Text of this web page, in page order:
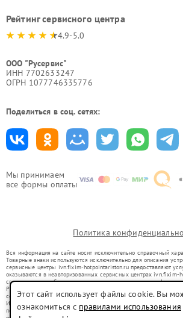
Мы принимаем
все формы оплаты
Рейтинг сервисного центра
4.9-5.0
ООО "Русервис"
ИНН 7702633247
ОГРН 1077746335776
Поделиться в соц. сетях:
Политика
Вся информация на сайте носит исключительно справочный
Товарные знаки используются исключительно для описания
сервисные центры ivn.fixim-hotpointariston.ru предоставляют
оказываются в неавторизованных сервисных центрах ivn.fixim-
связаны с правообладателями товарных знаков или их
Ремонт осуществляется для устройств, уже введенных в
со статьей 1487 ГК РФ.
Использование товарных знаков не преследует цели
потребителей в заблуждение, а служит для информирования о
Этот сайт использует файлы cookie. Вы
ознакомиться с правилами использования